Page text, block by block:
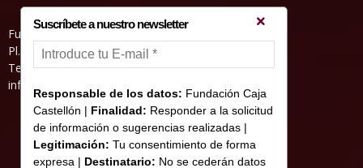
Fundació Caixa Castelló • Casa Abadía
Pl. de l’Herba, s/nº. 12001 Castelló de la Plana
Telèfon 964 232 551 • Fax 964 231 550
informacion@fundacioncajacastellon.es
Suscríbete a nuestro newsletter
Responsable de los datos: Fundación Caja
Castellón | Finalidad: Responder a la solicitud
de información o sugerencias realizadas |
Legitimación: Tu consentimiento de forma
expresa | Destinatario: No se cederán datos